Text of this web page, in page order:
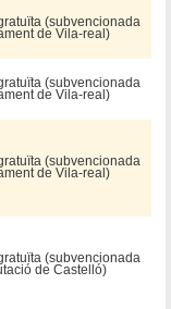
(subvencionada
de Vila-real)
(subvencionada
de Vila-real)
(subvencionada
de Vila-real)
(subvencionada
de Castelló)